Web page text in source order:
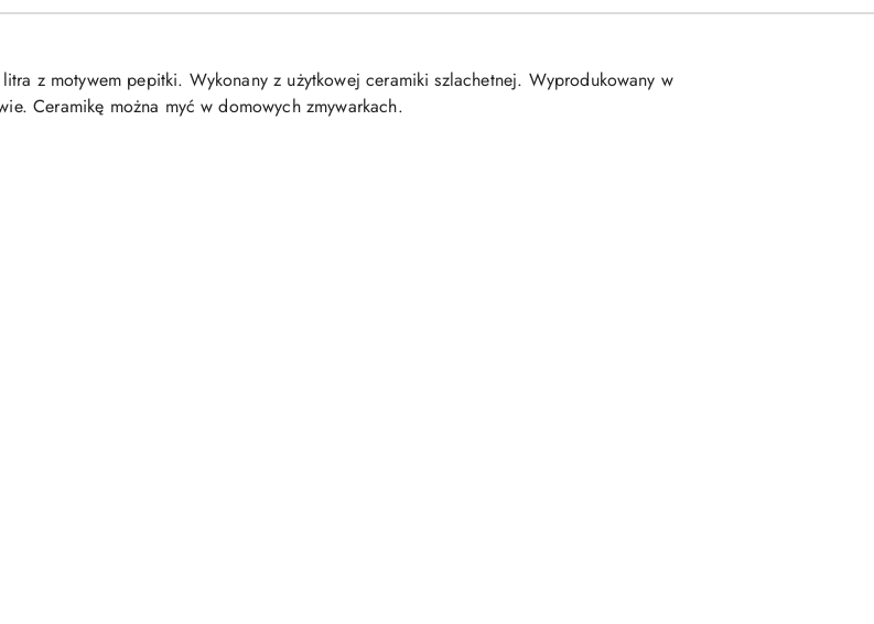
z motywem pepitki. Wykonany z użytkowej ceramiki szlachetnej. Wyprodukowany w
Ceramikę można myć w domowych zmywarkach.